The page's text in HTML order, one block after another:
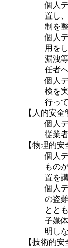
個人
置し
制を
個人
用を
漏洩
任者
個人
検を
行っ
【人的安全
個人
従業
【物理的安
個人
もの
置を
個人
の盗
とと
子媒
明し
【技術的安